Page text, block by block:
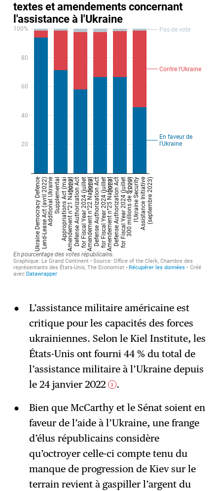
L’assistance militaire américaine est
critique pour les capacités des forces
ukrainiennes. Selon le Kiel Institute, les
États-Unis ont fourni 44 % du total de
l’assistance militaire à l’Ukraine depuis
le 24 janvier 2022
3 .
Bien que McCarthy et le Sénat soient en
faveur de l’aide à l’Ukraine, une frange
d’élus républicains considère
qu’octroyer celle-ci compte tenu du
manque de progression de Kiev sur le
terrain revient à gaspiller l’argent du